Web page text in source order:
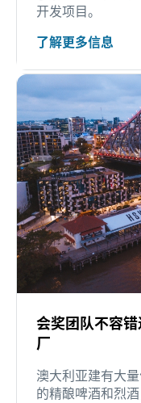
开发项目。
了解更多信息
会奖团队不容
厂
澳大利亚建有大
的精酿啤酒和烈